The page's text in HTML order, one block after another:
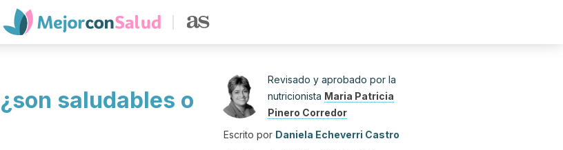
saludables o
Revisado y aprobado por la
nutricionista Maria Patricia
Pinero Corredor
Escrito por Daniela Echeverri Castro